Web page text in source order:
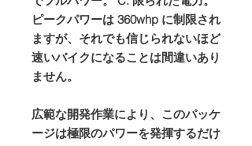
ピークパワーは 360whp に制限され
ますが、それでも信じられないほど
速いバイクになることは間違いあり
ません。
広範な開発作業により、このパッケ
ージは極限のパワーを発揮するだけ